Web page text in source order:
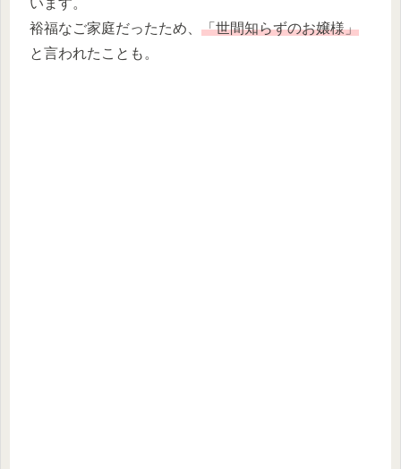
裕福なご家庭だったため、 「世間知らずのお嬢様」
と言われたことも。